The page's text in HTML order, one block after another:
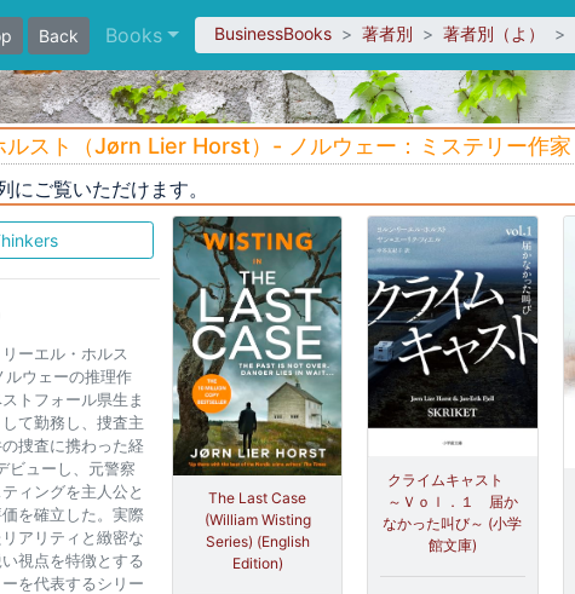
Back Books BusinessBooks 著者別 著者別（よ）
ルスト（Jørn Lier Horst）- ノルウェー：ミステリー作家
ご覧いただけます。
ーエル・ホルス
ルウェーの推理作
トフォール県生ま
て勤務し、捜査主
捜査に携わった経
ビューし、元警察
ィングを主人公と
を確立した。実際
アリティと緻密な
視点を特徴とする
を代表するシリー
The Last Case
(William Wisting
Series) (English
Edition)
クライムキャスト
～Ｖｏｌ．１ 届か
なかった叫び～ (小学
館文庫)